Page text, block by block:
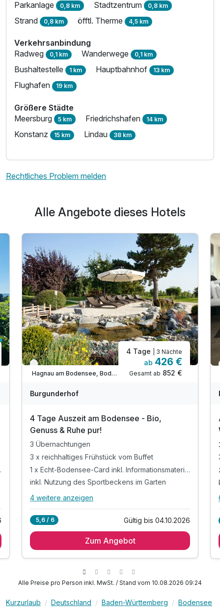
Parkanlage 0,8 km Stadtzentrum 0,8 km
Strand 0,8 km öfftl. Therme 4,5 km
Verkehrsanbindung
Radweg 0,1 km Wanderwege 0,1 km
Bushaltestelle 1 km Hauptbahnhof 13 km
Flughafen 19 km
Größere Städte
Meersburg 5 km Friedrichshafen 14 km
Konstanz 15 km Lindau 38 km
Rechtliches Problem melden
Alle Angebote dieses Hotels
Nur noch bis September
Hagnau am Bodensee, Bodensee
4 Tage | 3 Nächte
ab 426 €
Gesamt ab 852 €
Burgunderhof
4 Tage Auszeit am Bodensee - Bio,
Genuss & Ruhe pur!
3 Übernachtungen
3 x reichhaltiges Frühstück vom Buffet
1 x Echt-Bodensee-Card inkl. Informationsmaterial*
inkl. Nutzung des Sportbeckens im Garten
Alle Inklusivleistungen
3 x reichhaltiges Frühstück vom Buffet
inkl. Nutzung des Sportbeckens im Garten
inkl. Fahrradständer & Ladeschließfächer E-Bikes
4 weitere anzeigen
5,6 / 6 Gültig bis 04.10.2026
Zum Angebot
Alle Preise pro Person inkl. MwSt. / Stand vom 10.08.2026 09:24
Kurzurlaub Deutschland Baden-Württemberg
Bodensee